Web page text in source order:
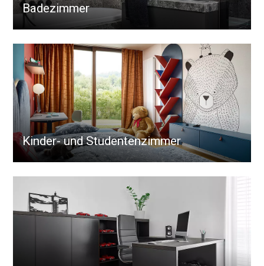
Badezimmer
Kinder- und Studentenzimmer